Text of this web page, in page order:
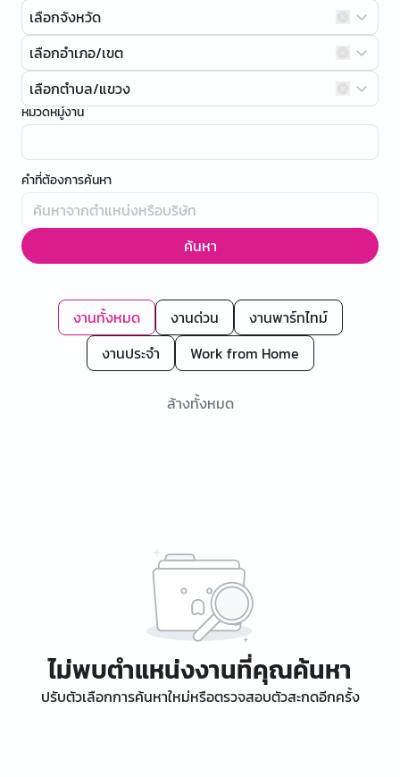
เลือกจังหวัด
เลือกอำเภอ/เขต
เลือกตำบล/แขวง
หมวดหมู่งาน
คำที่ต้องการค้นหา
ค้นหา
งานทั้งหมด งานด่วน
งานพาร์ทไทม์
งานประจำ
Work from Home
ล้างทั้งหมด
ไม่พบตำแหน่งงานที่คุณค้นหา
ปรับตัวเลือกการค้นหาใหม่หรือตรวจสอบตัวสะกดอีกครั้ง